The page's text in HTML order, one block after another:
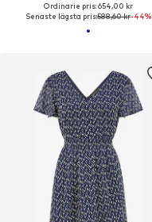
Ordinarie pris: 654,00 kr
Senaste lägsta pris:588,60 kr-44%